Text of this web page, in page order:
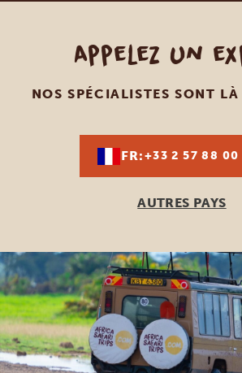
Appelez un
NOS SPÉCIALISTES SONT
FR:+33 2 57 88 00
AUTRES PAYS